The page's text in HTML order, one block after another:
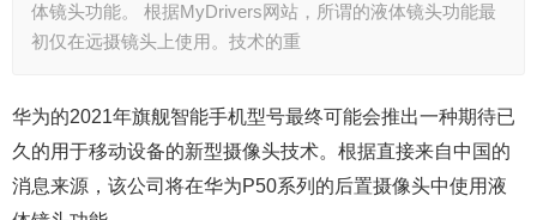
体镜头功能。 根据MyDrivers网站，所谓的液体镜头功能最
初仅在远摄镜头上使用。技术的重
华为的2021年旗舰智能手机型号最终可能会推出一种期待已
久的用于移动设备的新型摄像头技术。根据直接来自中国的
消息来源，该公司将在华为P50系列的后置摄像头中使用液